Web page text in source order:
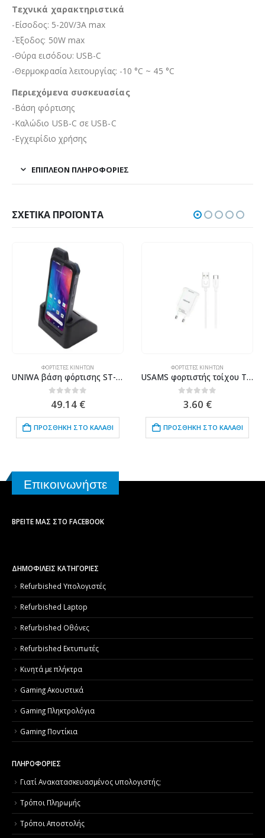
Τεχνικά χαρακτηριστικά
-Είσοδος: 5-20V/3A max
-Έξοδος: 50W max
-Θύρα εισόδου: USB-C
-Θερμοκρασία λειτουργίας: -10 °C ~ 45 °C
Περιεχόμενα συσκευασίας
-Βάση φόρτισης
-Καλώδιο USB-C σε USB-C
-Εγχειρίδιο χρήσης
ΕΠΙΠΛΈΟΝ ΠΛΗΡΟΦΟΡΊΕΣ
ΣΧΕΤΙΚΆ ΠΡΟΪΌΝΤΑ
ΦΟΡΤΙΣΤΈΣ ΚΙΝΗΤΏΝ
UNIWA βάση φόρτισης ST-W8 για smartphone W888, 2A, μαύρη
out of 5
49.14 €
ΠΡΟΣΘΉΚΗ ΣΤΟ ΚΑΛΆΘΙ
ΦΟΡΤΙΣΤΈΣ ΚΙΝΗΤΏΝ
USAMS φορτιστής τοίχου T21OCTC01 με καλώδιο USB-C, USB 2.1A, λευκός
out of 5
3.60 €
ΠΡΟΣΘΉΚΗ ΣΤΟ ΚΑΛΆΘΙ
Επικοινωνήστε
ΒΡΕΊΤΕ ΜΑΣ ΣΤΟ FACEBOOK
ΔΗΜΟΦΙΛΕΙΣ ΚΑΤΗΓΟΡΙΕΣ
Refurbished Υπολογιστές
Refurbished Laptop
Refurbished Οθόνες
Refurbished Εκτυπωτές
Κινητά με πλήκτρα
Gaming Ακουστικά
Gaming Πληκτρολόγια
Gaming Ποντίκια
ΠΛΗΡΟΦΟΡΙΕΣ
Γιατί Aνακατασκευασμένος υπολογιστής;
Τρόποι Πληρωμής
Τρόποι Αποστολής